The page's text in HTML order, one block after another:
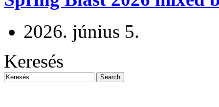
2026. június 5.
Keresés